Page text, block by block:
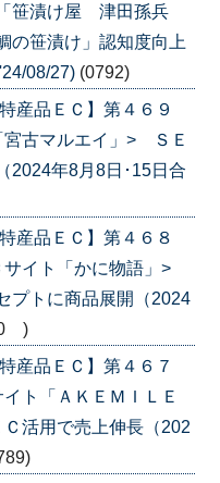
笹漬け屋 津田孫兵
の笹漬け」認知度向上
08/27) (0792)
産品ＥＣ】第４６９
古マルエイ」> ＳＥ
2024年8月8日･15日合
産品ＥＣ】第４６８
イト「かに物語」>
プトに商品展開（2024
)
産品ＥＣ】第４６７
ト「ＡＫＥＭＩＬＥ
活用で売上伸長（202